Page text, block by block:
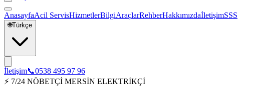
AnasayfaAcil ServisHizmetlerBilgiAraçlarRehberHakkımızdaİletişimSSS
🌐Türkçe
İletişim📞0538 495 97 96
⚡ 7/24 NÖBETÇİ MERSİN ELEKTRİKÇİ